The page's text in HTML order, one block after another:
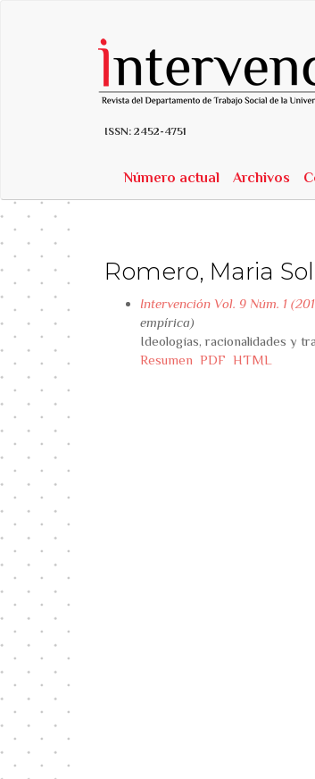
ISSN: 2452-4751
Número actual Archivos
Romero, Maria
Intervención Vol. 9 Núm. 1
empírica)
Ideologías, racionalidades y
Resumen PDF HTML